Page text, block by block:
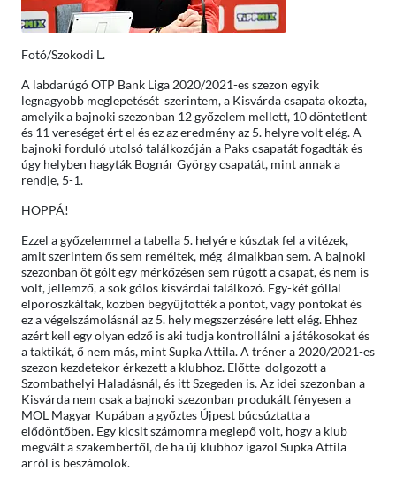
Fotó/Szokodi L.
A labdarúgó OTP Bank Liga 2020/2021-es szezon egyik
legnagyobb meglepetését szerintem, a Kisvárda csapata okozta,
amelyik a bajnoki szezonban 12 győzelem mellett, 10 döntetlent
és 11 vereséget ért el és ez az eredmény az 5. helyre volt elég. A
bajnoki forduló utolsó találkozóján a Paks csapatát fogadták és
úgy helyben hagyták Bognár György csapatát, mint annak a
rendje, 5-1.
HOPPÁ!
Ezzel a győzelemmel a tabella 5. helyére kúsztak fel a vitézek,
amit szerintem ős sem reméltek, még álmaikban sem. A bajnoki
szezonban öt gólt egy mérkőzésen sem rúgott a csapat, és nem is
volt, jellemző, a sok gólos kisvárdai találkozó. Egy-két góllal
elporoszkáltak, közben begyűjtötték a pontot, vagy pontokat és
ez a végelszámolásnál az 5. hely megszerzésére lett elég. Ehhez
azért kell egy olyan edző is aki tudja kontrollálni a játékosokat és
a taktikát, ő nem más, mint Supka Attila. A tréner a 2020/2021-es
szezon kezdetekor érkezett a klubhoz. Előtte dolgozott a
Szombathelyi Haladásnál, és itt Szegeden is. Az idei szezonban a
Kisvárda nem csak a bajnoki szezonban produkált fényesen a
MOL Magyar Kupában a győztes Újpest búcsúztatta a
elődöntőben. Egy kicsit számomra meglepő volt, hogy a klub
megvált a szakembertől, de ha új klubhoz igazol Supka Attila
arról is beszámolok.